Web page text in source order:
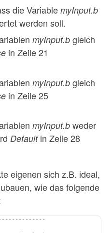
die VariablemyInput.b
werden soll.
myInput.bgleich
in Zeile 21
myInput.bgleich
in Zeile 25
myInput.bweder
Defaultin Zeile 28
eigenen sich z.B. ideal,
wie das folgende